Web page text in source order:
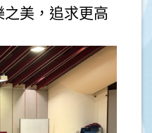
美，追求更高